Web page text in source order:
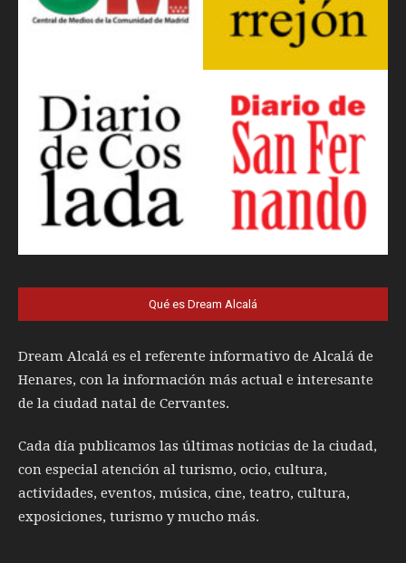
Qué es Dream Alcalá
Dream Alcalá es el referente informativo de Alcalá de
Henares, con la información más actual e interesante
de la ciudad natal de Cervantes.
Cada día publicamos las últimas noticias de la ciudad,
con especial atención al turismo, ocio, cultura,
actividades, eventos, música, cine, teatro, cultura,
exposiciones, turismo y mucho más.